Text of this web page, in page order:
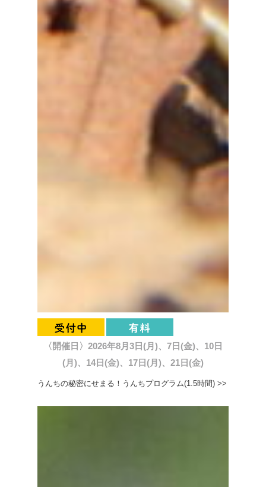
〈開催日〉2026年8月3日(月)、7日(金)、10日
(月)、14日(金)、17日(月)、21日(金)
うんちの秘密にせまる！うんちプログラム(1.5時間) >>